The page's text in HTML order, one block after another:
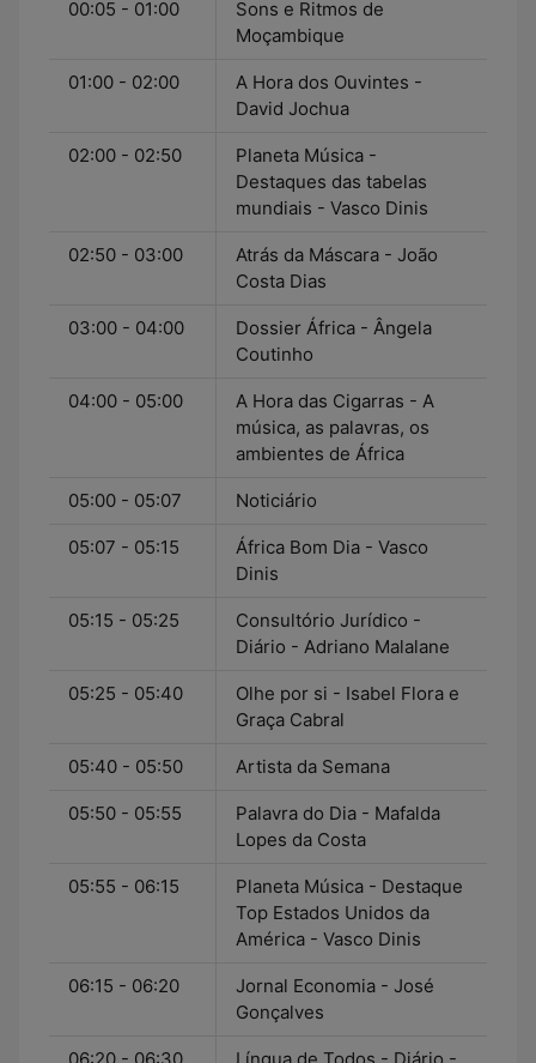
00:05 - 01:00
Sons e Ritmos de
Moçambique
01:00 - 02:00
A Hora dos Ouvintes -
David Jochua
02:00 - 02:50
Planeta Música -
Destaques das tabelas
mundiais - Vasco Dinis
02:50 - 03:00
Atrás da Máscara - João
Costa Dias
03:00 - 04:00
Dossier África - Ângela
Coutinho
04:00 - 05:00
A Hora das Cigarras - A
música, as palavras, os
ambientes de África
05:00 - 05:07 Noticiário
05:07 - 05:15
África Bom Dia - Vasco
Dinis
05:15 - 05:25
Consultório Jurídico -
Diário - Adriano Malalane
05:25 - 05:40
Olhe por si - Isabel Flora e
Graça Cabral
05:40 - 05:50 Artista da Semana
05:50 - 05:55
Palavra do Dia - Mafalda
Lopes da Costa
05:55 - 06:15
Planeta Música - Destaque
Top Estados Unidos da
América - Vasco Dinis
06:15 - 06:20
Jornal Economia - José
Gonçalves